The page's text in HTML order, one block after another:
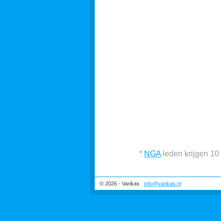
* NGAleden krijgen 10
© 2026 - Varikas info@varikas.nl